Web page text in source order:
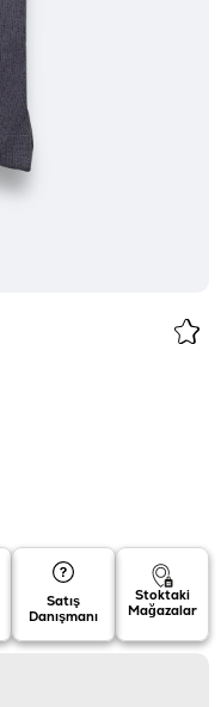
Satış
Danışmanı
Stoktaki
Mağazalar